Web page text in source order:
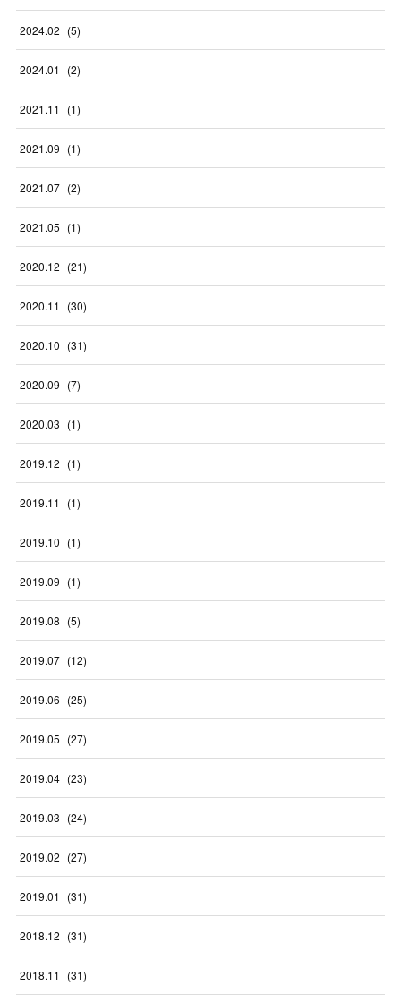
2024.02 (5)
2024.01 (2)
2021.11 (1)
2021.09 (1)
2021.07 (2)
2021.05 (1)
2020.12 (21)
2020.11 (30)
2020.10 (31)
2020.09 (7)
2020.03 (1)
2019.12 (1)
2019.11 (1)
2019.10 (1)
2019.09 (1)
2019.08 (5)
2019.07 (12)
2019.06 (25)
2019.05 (27)
2019.04 (23)
2019.03 (24)
2019.02 (27)
2019.01 (31)
2018.12 (31)
2018.11 (31)